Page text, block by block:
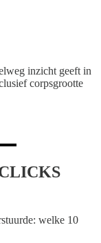
inzicht geeft in
corpsgrootte
welke 10